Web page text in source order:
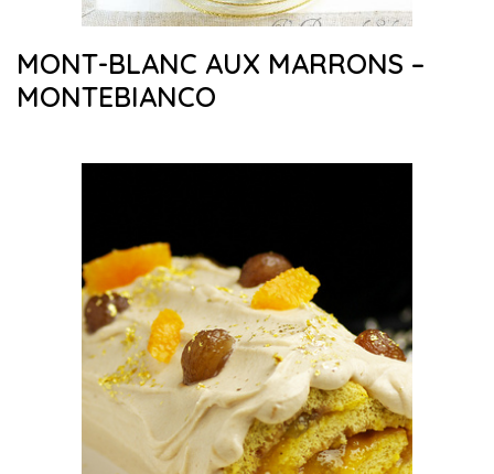
MONT-BLANC AUX MARRONS –
MONTEBIANCO